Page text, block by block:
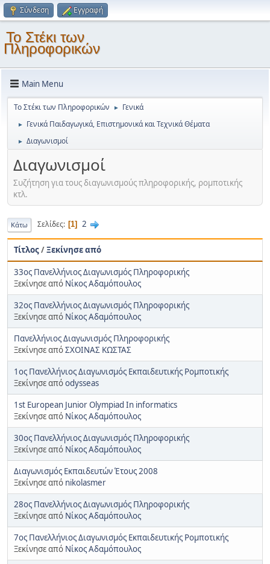
Σύνδεση Εγγραφή
Το Στέκι των
Πληροφορικών
Main Menu
Το Στέκι των Πληροφορικών ► Γενικά
► Γενικά Παιδαγωγικά, Επιστημονικά και Τεχνικά Θέματα
► Διαγωνισμοί
Διαγωνισμοί
Συζήτηση για τους διαγωνισμούς πληροφορικής, ρομποτικής
κτλ.
Κάτω Σελίδες 1 2
Τίτλος/Ξεκίνησε από
33ος Πανελλήνιος Διαγωνισμός Πληροφορικής
Ξεκίνησε από Νίκος Αδαμόπουλος
32ος Πανελλήνιος Διαγωνισμός Πληροφορικής
Ξεκίνησε από Νίκος Αδαμόπουλος
Πανελλήνιος Διαγωνισμός Πληροφορικής
Ξεκίνησε απόΣΧΟΙΝΑΣ ΚΩΣΤΑΣ
1ος Πανελλήνιος Διαγωνισμός Εκπαιδευτικής Ρομποτικής
Ξεκίνησε απόodysseas
1st European Junior Olympiad In informatics
Ξεκίνησε από Νίκος Αδαμόπουλος
30ος Πανελλήνιος Διαγωνισμός Πληροφορικής
Ξεκίνησε από Νίκος Αδαμόπουλος
Διαγωνισμός Εκπαιδευτών Έτους 2008
Ξεκίνησε από nikolasmer
28ος Πανελλήνιος Διαγωνισμός Πληροφορικής
Ξεκίνησε από Νίκος Αδαμόπουλος
7ος Πανελλήνιος Διαγωνισμός Εκπαιδευτικής Ρομποτικής
Ξεκίνησε από Νίκος Αδαμόπουλος